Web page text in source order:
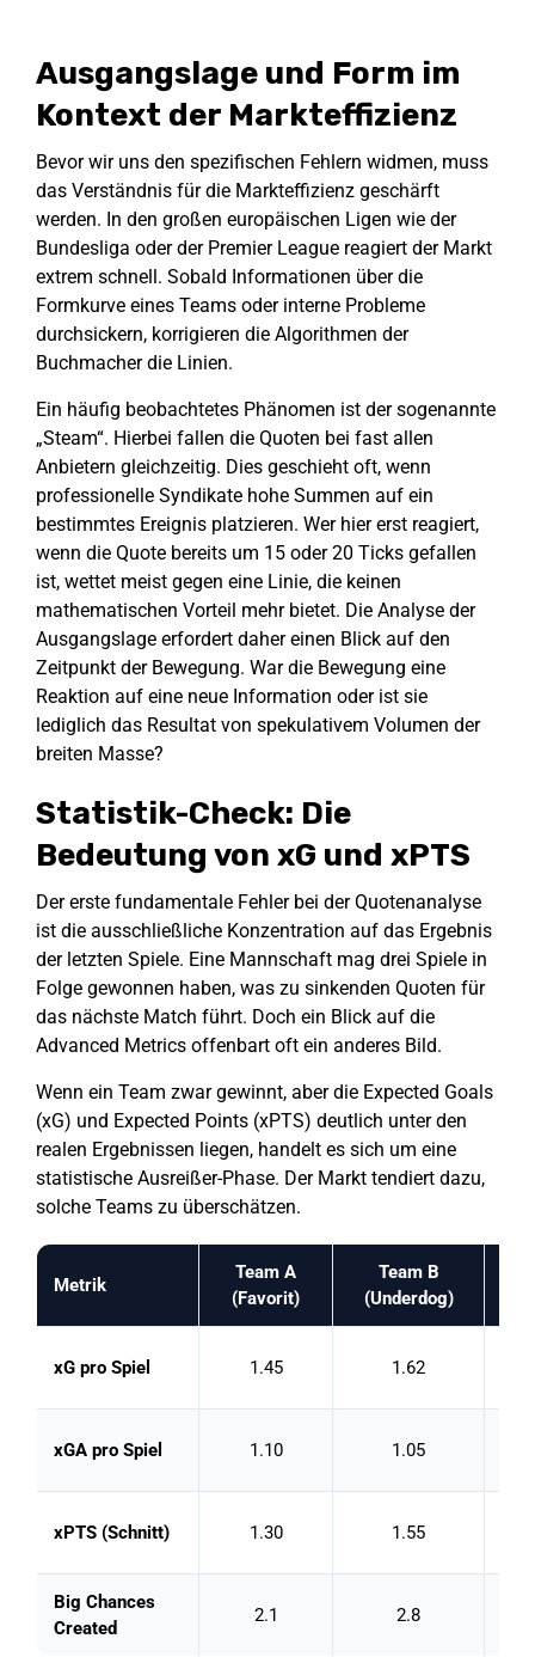
Ausgangslage und Form im
Kontext der Markteffizienz
Bevor wir uns den spezifischen Fehlern widmen, muss
das Verständnis für die Markteffizienz geschärft
werden. In den großen europäischen Ligen wie der
Bundesliga oder der Premier League reagiert der Markt
extrem schnell. Sobald Informationen über die
Formkurve eines Teams oder interne Probleme
durchsickern, korrigieren die Algorithmen der
Buchmacher die Linien.
Ein häufig beobachtetes Phänomen ist der sogenannte
„Steam“. Hierbei fallen die Quoten bei fast allen
Anbietern gleichzeitig. Dies geschieht oft, wenn
professionelle Syndikate hohe Summen auf ein
bestimmtes Ereignis platzieren. Wer hier erst reagiert,
wenn die Quote bereits um 15 oder 20 Ticks gefallen
ist, wettet meist gegen eine Linie, die keinen
mathematischen Vorteil mehr bietet. Die Analyse der
Ausgangslage erfordert daher einen Blick auf den
Zeitpunkt der Bewegung. War die Bewegung eine
Reaktion auf eine neue Information oder ist sie
lediglich das Resultat von spekulativem Volumen der
breiten Masse?
Statistik-Check: Die
Bedeutung von xG und xPTS
Der erste fundamentale Fehler bei der Quotenanalyse
ist die ausschließliche Konzentration auf das Ergebnis
der letzten Spiele. Eine Mannschaft mag drei Spiele in
Folge gewonnen haben, was zu sinkenden Quoten für
das nächste Match führt. Doch ein Blick auf die
Advanced Metrics offenbart oft ein anderes Bild.
Wenn ein Team zwar gewinnt, aber die Expected Goals
(xG) und Expected Points (xPTS) deutlich unter den
realen Ergebnissen liegen, handelt es sich um eine
statistische Ausreißer-Phase. Der Markt tendiert dazu,
solche Teams zu überschätzen.
Metrik
Team A
(Favorit)
Team B
(Underdog)
xG pro Spiel 1.45 1.62
xGA pro Spiel 1.10 1.05
xPTS (Schnitt) 1.30 1.55
Big Chances
Created
2.1 2.8